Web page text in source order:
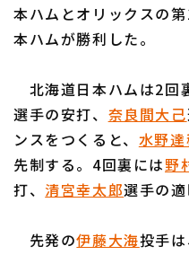
ファーム西地区
交流戦
東北楽天ゴールデ
千葉ロッテマリー
オリックス・バフ
福岡ソフトバンク
設定
本ハムとオリックスの
本ハムが勝利した。
北海道日本ハムは2回
選手の安打、 奈良間大己
ンスをつくると、 水野
先制する。4回裏には野
打、 清宮幸太郎選手の適
先発の伊藤大海投手